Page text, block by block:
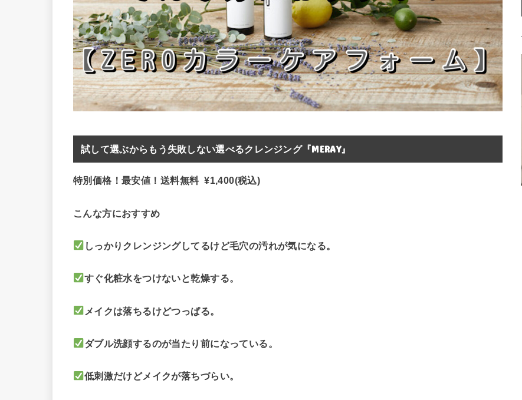
試して選ぶからもう失敗しない選べるクレンジング『MERAY』
特別価格！最安値！送料無料 ¥1,400(税込)
こんな方におすすめ
しっかりクレンジングしてるけど毛穴の汚れが気になる。
すぐ化粧水をつけないと乾燥する。
メイクは落ちるけどつっぱる。
ダブル洗顔するのが当たり前になっている。
低刺激だけどメイクが落ちづらい。